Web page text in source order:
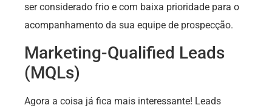
ser considerado frio e com baixa prioridade para o
acompanhamento da sua equipe de prospecção.
Marketing-Qualified Leads
(MQLs)
Agora a coisa já fica mais interessante! Leads